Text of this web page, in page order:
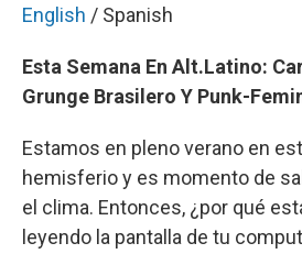
English / Spanish
Esta Semana En Alt.Latino:
Grunge Brasilero Y Punk-
Estamos en pleno verano en
hemisferio y es momento de
el clima. Entonces, ¿por qué
leyendo la pantalla de tu